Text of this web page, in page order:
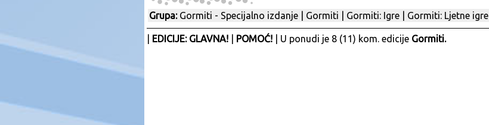
Grupa: Gormiti - Specijalno izdanje Gormiti Gormiti: Igre Gormiti: Ljetne igre
EDICIJE: GLAVNA! POMOĆ! | U ponudi je 8 (11) kom. edicije Gormiti.